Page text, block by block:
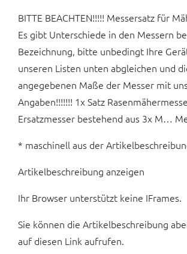
BITTE BEACHTEN!!!!! Messersatz für
Es gibt Unterschiede in den Messern
Bezeichnung, bitte unbedingt Ihre
unseren Listen unten abgleichen und
angegebenen Maße der Messer mit
Angaben!!!!!!! 1x Satz
Ersatzmesser bestehend aus 3x M…
* maschinell aus der
Artikelbeschreibung anzeigen
Ihr Browser unterstützt keine IFrames.
Sie können die Artikelbeschreibung
auf diesen Link aufrufen.